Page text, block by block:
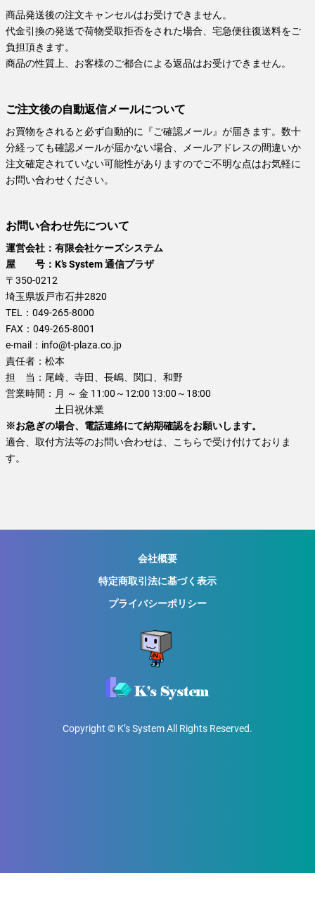
商品発送後の注文キャンセルはお受けできません。
代金引換の発送で荷物受取拒否をされた場合、宅急便往復送料をご
負担頂きます。
商品の性質上、お客様のご都合による返品はお受けできません。
ご注文後の自動返信メールについて
お買物をされると必ず自動的に『ご確認メール』が届きます。数十
分経っても確認メールが届かない場合、メールアドレスの間違いか
注文確定されていない可能性がありますのでご不明な点はお気軽に
お問い合わせください。
お問い合わせ先について
運営会社：有限会社ケーズシステム
屋 号：K’s System 通信プラザ
〒350-0212
埼玉県坂戸市石井2820
TEL： 049-265-8000
FAX： 049-265-8001
e-mail： info@t-plaza.co.jp
責任者： 松本
担 当： 尾崎、寺田、長嶋、関口、和野
営業時間： 月 ～ 金 11:00～12:00 13:00～18:00
土日祝休業
※お急ぎの場合、電話連絡にて納期確認をお願いします。
適合、取付方法等のお問い合わせは、こちらで受け付けておりま
す。
会社概要
特定商取引法に基づく表示
プライバシーポリシー
Copyright © K’s System All Rights Reserved.